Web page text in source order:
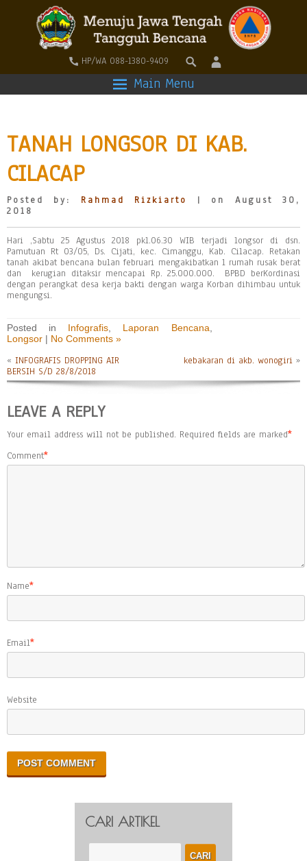
HP/WA 088-1380-9409
Main Menu
TANAH LONGSOR DI KAB.
CILACAP
Posted by: Rahmad Rizkiarto
| on August 30,
2018
Hari ,Sabtu 25 Agustus 2018 pkl.06.30 WIB terjadi longsor di dsn.
Pamutuan Rt 03/05, Ds. Cijati, kec. Cimanggu, Kab. Cilacap. Retakan
tanah akibat bencana bulan februari mengakibatkan 1 rumah rusak berat
dan kerugian ditaksir mencapai Rp. 25.000.000. BPBD berKordinasi
dengan perangkat desa kerja bakti dengan warga Korban dihimbau untuk
mengungsi.
Posted in Infografis Laporan Bencana
Longsor | No Comments »
« INFOGRAFIS DROPPING AIR
BERSIH S/D 28/8/2018
kebakaran di akb. wonogiri »
LEAVE A REPLY
Your email address will not be published. Required fields are marked*
Comment*
Name*
Email*
Website
CARI ARTIKEL